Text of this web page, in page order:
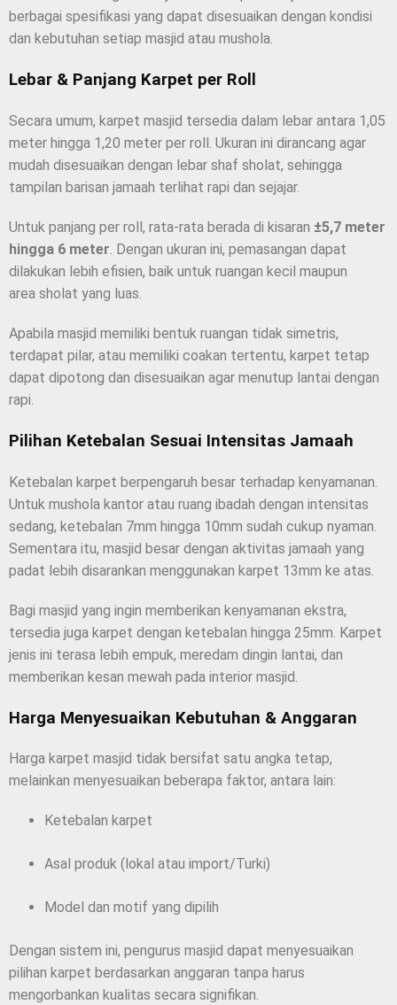
berbagai spesifikasi yang dapat disesuaikan dengan kondisi
dan kebutuhan setiap masjid atau mushola.
Lebar & Panjang Karpet per Roll
Secara umum, karpet masjid tersedia dalam lebar antara 1,05
meter hingga 1,20 meter per roll. Ukuran ini dirancang agar
mudah disesuaikan dengan lebar shaf sholat, sehingga
tampilan barisan jamaah terlihat rapi dan sejajar.
Untuk panjang per roll, rata-rata berada di kisaran ±5,7 meter
hingga 6 meter. Dengan ukuran ini, pemasangan dapat
dilakukan lebih efisien, baik untuk ruangan kecil maupun
area sholat yang luas.
Apabila masjid memiliki bentuk ruangan tidak simetris,
terdapat pilar, atau memiliki coakan tertentu, karpet tetap
dapat dipotong dan disesuaikan agar menutup lantai dengan
rapi.
Pilihan Ketebalan Sesuai Intensitas Jamaah
Ketebalan karpet berpengaruh besar terhadap kenyamanan.
Untuk mushola kantor atau ruang ibadah dengan intensitas
sedang, ketebalan 7mm hingga 10mm sudah cukup nyaman.
Sementara itu, masjid besar dengan aktivitas jamaah yang
padat lebih disarankan menggunakan karpet 13mm ke atas.
Bagi masjid yang ingin memberikan kenyamanan ekstra,
tersedia juga karpet dengan ketebalan hingga 25mm. Karpet
jenis ini terasa lebih empuk, meredam dingin lantai, dan
memberikan kesan mewah pada interior masjid.
Harga Menyesuaikan Kebutuhan & Anggaran
Harga karpet masjid tidak bersifat satu angka tetap,
melainkan menyesuaikan beberapa faktor, antara lain:
Ketebalan karpet
Asal produk (lokal atau import/Turki)
Model dan motif yang dipilih
Dengan sistem ini, pengurus masjid dapat menyesuaikan
pilihan karpet berdasarkan anggaran tanpa harus
mengorbankan kualitas secara signifikan.